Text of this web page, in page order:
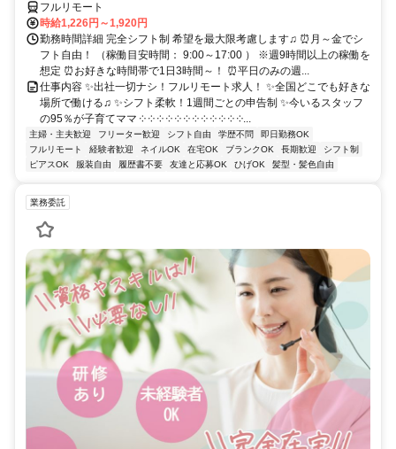
フルリモート
時給1,226円～1,920円
勤務時間詳細 完全シフト制 希望を最大限考慮します♫ ⏰月～金でシ
フト自由！ （稼働目安時間： 9:00～17:00 ） ※週9時間以上の稼働を
想定 ⏰お好きな時間帯で1日3時間～！ ⏰平日のみの週...
仕事内容 ✨出社一切ナシ！フルリモート求人！ ✨全国どこでも好きな
場所で働ける♫ ✨シフト柔軟！1週間ごとの申告制 ✨今いるスタッフ
の95％が子育てママ ༶ ༶ ༶ ༶ ༶ ༶ ༶ ༶ ༶ ༶ ༶ ༶...
主婦・主夫歓迎 フリーター歓迎 シフト自由 学歴不問
即日勤務OK
フルリモート
経験者歓迎 ネイルOK 在宅OK ブランクOK 長期歓迎
シフト制
ピアスOK
服装自由 履歴書不要 友達と応募OK ひげOK 髪型・髪色自由
業務委託